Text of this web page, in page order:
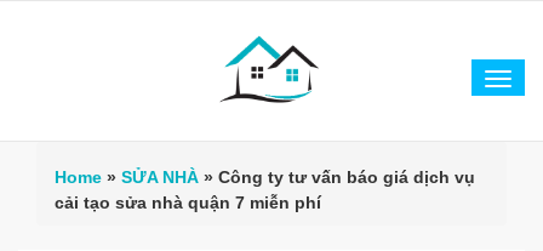
Home » SỬA NHÀ » Công ty tư vấn báo giá dịch vụ
cải tạo sửa nhà quận 7 miễn phí